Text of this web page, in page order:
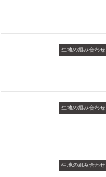
生地の組み合わせ
生地の組み合わせ
生地の組み合わせ